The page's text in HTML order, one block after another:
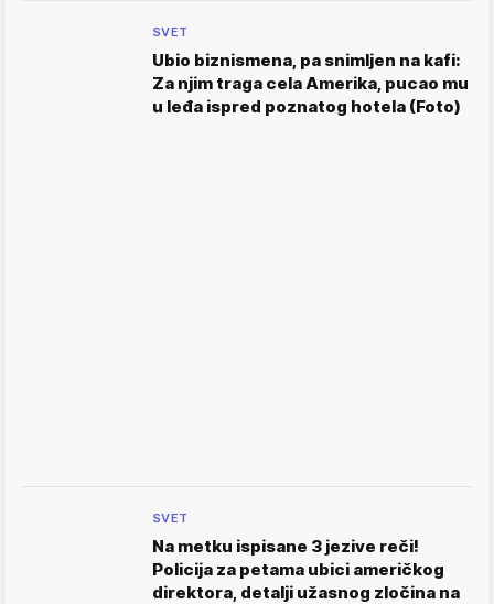
SVET
Ubio biznismena, pa snimljen na kafi:
Za njim traga cela Amerika, pucao mu
u leđa ispred poznatog hotela (Foto)
SVET
Na metku ispisane 3 jezive reči!
Policija za petama ubici američkog
direktora, detalji užasnog zločina na